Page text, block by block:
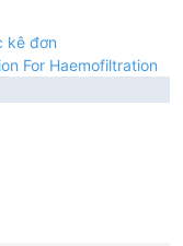
kê đơn
For Haemofiltration